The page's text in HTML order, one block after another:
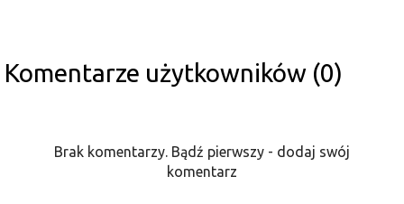
Komentarze użytkowników (0)
Brak komentarzy. Bądź pierwszy - dodaj swój
komentarz